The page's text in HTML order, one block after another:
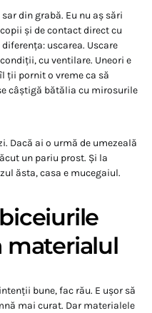
din grabă. Eu nu aș sări
și de contact direct cu
uscarea. Uscare
cu ventilare. Uneori e
ții pornit o vreme ca să
câștigă bătălia cu mirosurile
Dacă ai o urmă de umezeală
un pariu prost. Și la
ăsta, casa e mucegaiul.
materialul
bune, fac rău. E ușor să
mai curat. Dar materialele